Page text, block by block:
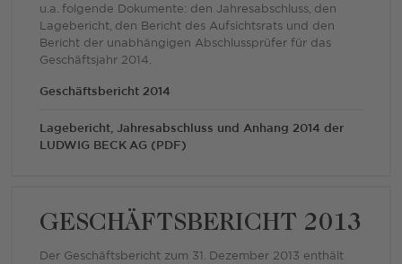
u.a. folgende Dokumente: den Jahresabschluss, den
Lagebericht, den Bericht des Aufsichtsrats und den
Bericht der unabhängigen Abschlussprüfer für das
Geschäftsjahr 2014.
Geschäftsbericht 2014
Lagebericht, Jahresabschluss und Anhang 2014 der
LUDWIG BECK AG (PDF)
GESCHÄFTSBERICHT 2013
Der Geschäftsbericht zum 31. Dezember 2013 enthält